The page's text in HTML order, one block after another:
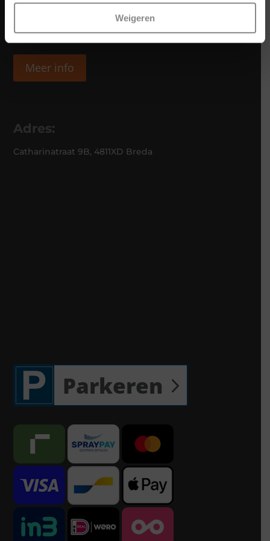
Weigeren
Meer info
Adres:
Catharinatraat 9B, 4811XD Breda
Parkeren